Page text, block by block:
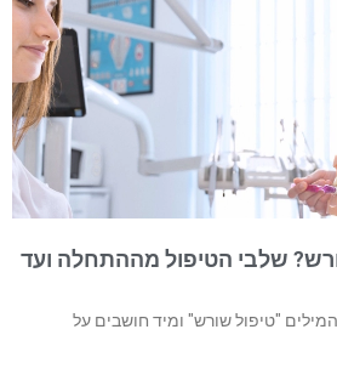
שלבי הטיפול מההתחלה ועד
"טיפול שורש" ומיד חושבים על